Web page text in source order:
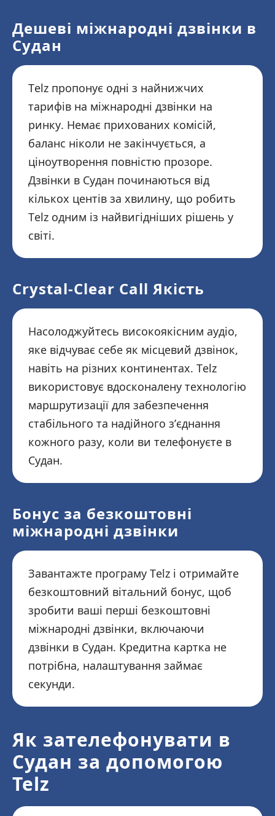
Дешеві міжнародні дзвінки в
Судан
Telz пропонує одні з найнижчих
тарифів на міжнародні дзвінки на
ринку. Немає прихованих комісій,
баланс ніколи не закінчується, а
ціноутворення повністю прозоре.
Дзвінки в Судан починаються від
кількох центів за хвилину, що робить
Telz одним із найвигідніших рішень у
світі.
Crystal-Clear Call Якість
Насолоджуйтесь високоякісним аудіо,
яке відчуває себе як місцевий дзвінок,
навіть на різних континентах. Telz
використовує вдосконалену технологію
маршрутизації для забезпечення
стабільного та надійного з’єднання
кожного разу, коли ви телефонуєте в
Судан.
Бонус за безкоштовні
міжнародні дзвінки
Завантажте програму Telz і отримайте
безкоштовний вітальний бонус, щоб
зробити ваші перші безкоштовні
міжнародні дзвінки, включаючи
дзвінки в Судан. Кредитна картка не
потрібна, налаштування займає
секунди.
Як зателефонувати в
Судан за допомогою
Telz